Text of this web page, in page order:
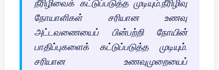
நீரிழிவைக் கட்டுப்படுத்த முடியும்.நீரிழிவு
நோயாளிகள் சரியான உணவு
அட்டவணையைப் பின்பற்றி நோயின்
பாதிப்புகளைக் கட்டுப்படுத்த முடியும்.
சரியான உணவுமுறையைப்